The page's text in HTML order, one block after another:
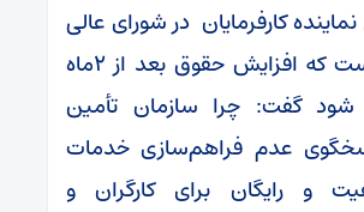
کارفرمایان در شورای عالی
کار معتقد است که افزایش حقوق بعد از ۲ماه
گفت: چرا سازمان تأمین
عدم فراهم‌سازی خدمات
و رایگان برای کارگران و